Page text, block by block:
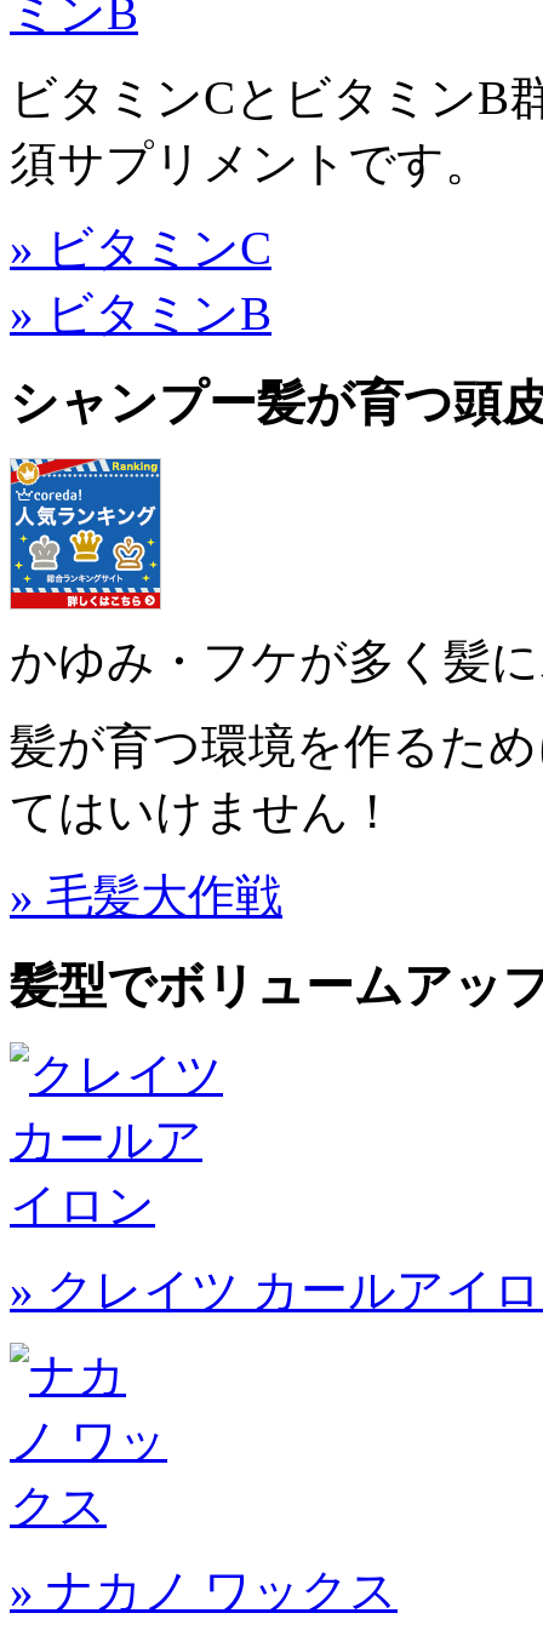
ビタミンCとビタミンB
須サプリメントです。
» ビタミンC
» ビタミンB
シャンプー髪が育つ頭
かゆみ・フケが多く髪
髪が育つ環境を作るた
てはいけません！
» 毛髪大作戦
髪型でボリュームアッ
» クレイツ カールアイ
» ナカノ ワックス